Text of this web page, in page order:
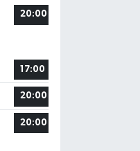
20:00
17:00
20:00
20:00